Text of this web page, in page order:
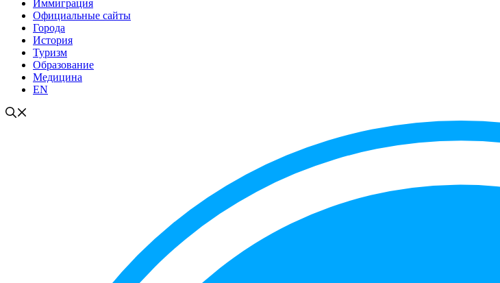
Иммиграция
Официальные сайты
Города
История
Туризм
Образование
Медицина
EN